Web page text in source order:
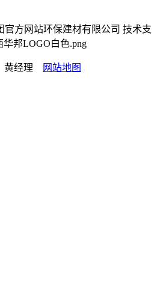
官方网站环保建材有限公司 技术支
黄经理 网站地图